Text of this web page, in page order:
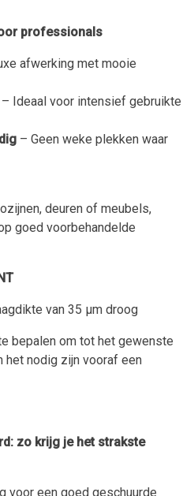
professionals
afwerking met mooie
– Ideaal voor intensief gebruikte
– Geen weke plekken waar
deuren of meubels,
goed voorbehandelde
van 35 µm droog
bepalen om tot het gewenste
het nodig zijn vooraf een
zo krijg je het strakste
voor een goed geschuurde